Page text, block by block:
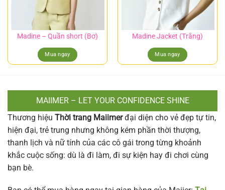
Madine – Quần short (Bơ)
Mua ngay
Madine Jacket (Trắng)
Mua ngay
MAIIMER – LET YOUR CONFIDENCE SHINE
Thương hiệu Thời trang Maiimerđại diện cho vẻ đẹp tự tin,
hiện đại, trẻ trung nhưng không kém phần thời thượng,
thanh lịch và nữ tính của các cô gái trong từng khoảnh
khắc cuộc sống: dù là đi làm, đi sự kiện hay đi chơi cùng
bạn bè.